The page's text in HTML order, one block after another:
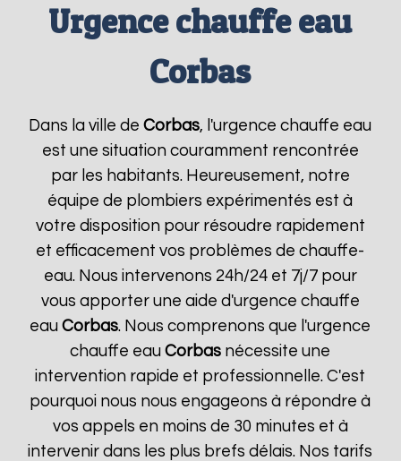
Urgence chauffe eau
Corbas
Dans la ville deCorbas, l'urgence chauffe eau
est une situation couramment rencontrée
par les habitants. Heureusement, notre
équipe de plombiers expérimentés est à
votre disposition pour résoudre rapidement
et efficacement vos problèmes de chauffe-
eau. Nous intervenons 24h/24 et 7j/7 pour
vous apporter une aide d'urgence chauffe
eauCorbas. Nous comprenons que l'urgence
chauffe eauCorbas nécessite une
intervention rapide et professionnelle. C'est
pourquoi nous nous engageons à répondre à
vos appels en moins de 30 minutes et à
intervenir dans les plus brefs délais. Nos tarifs